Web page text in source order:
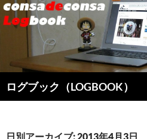
ログブック（LOGBOOK）
索
ン
日別アーカイブ: 2013年4月3日